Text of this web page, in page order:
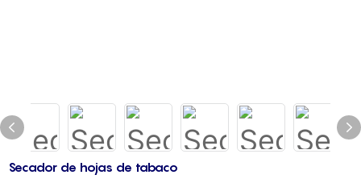
Secador de hojas de tabaco